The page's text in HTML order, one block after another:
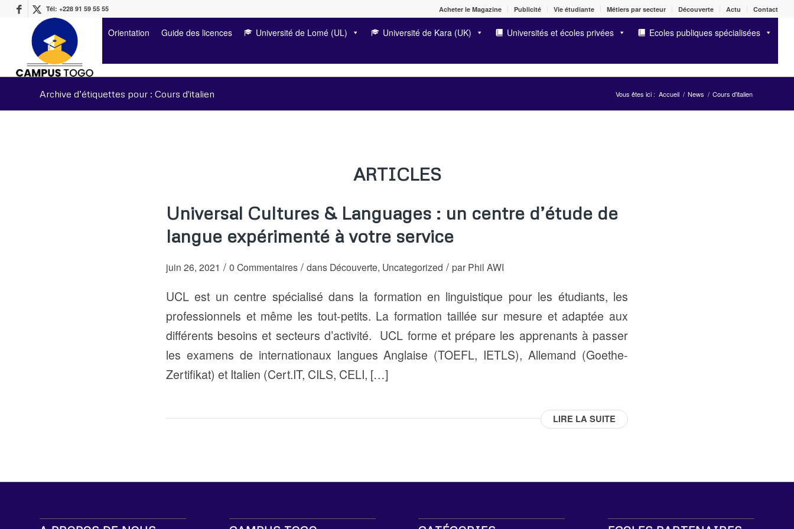
Acheter le Magazine Publicité Vie étudiante Métiers par secteur Découverte Actu Contact
Tél: +228 91 59 55 55
Orientation Guide des licences Université de Lomé (UL) Université de Kara (UK) Universités et écoles privées Ecoles publiques spécialisées
Archive d’étiquettes pour : Cours d'italien Vous êtes ici : Accueil / News / Cours d'italien
ARTICLES
Universal Cultures & Languages : un centre d’étude de
langue expérimenté à votre service
juin 26, 2021 / 0 Commentaires / dans Découverte, Uncategorized / par Phil AWI
UCL est un centre spécialisé dans la formation en linguistique pour les étudiants, les
professionnels et même les tout-petits. La formation taillée sur mesure et adaptée aux
différents besoins et secteurs d’activité. UCL forme et prépare les apprenants à passer
les examens de internationaux langues Anglaise (TOEFL, IETLS), Allemand (Goethe-
Zertifikat) et Italien (Cert.IT, CILS, CELI, […]
LIRE LA SUITE